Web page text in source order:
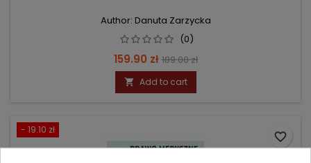
Author: Danuta Zarzycka
(0)
Price
159.90 zł Regular
price
189.00 zł
 Add to cart
- 19.10 zł
favorite_border